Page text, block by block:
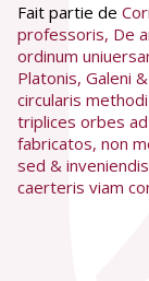
Fait partie de
professoris, De
ordinum
Platonis, Galeni
circularis
triplices orbes
fabricatos, non
sed &
caerteris viam